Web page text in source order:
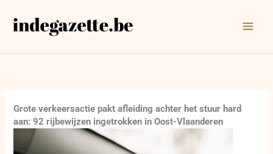
naar
Grote verkeersactie pakt afleiding achter het stuur hard
aan: 92 rijbewijzen ingetrokken in Oost-Vlaanderen